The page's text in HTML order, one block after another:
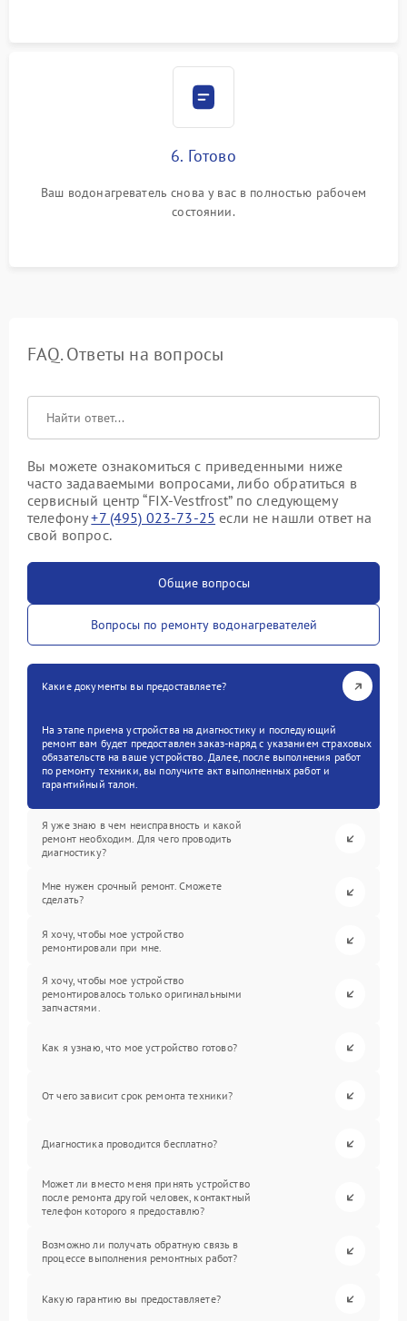
6. Готово
Ваш водонагреватель снова у вас в полностью рабочем
состоянии.
FAQ. Ответы на вопросы
Вы можете ознакомиться с приведенными ниже
часто задаваемыми вопросами, либо обратиться в
сервисный центр “FIX-Vestfrost” по следующему
телефону+7 (495) 023-73-25 если не нашли ответ на
свой вопрос.
Общие вопросы
Вопросы по ремонту водонагревателей
Какие документы вы предоставляете?
На этапе приема устройства на диагностику и последующий
ремонт вам будет предоставлен заказ-наряд с указанием страховых
обязательств на ваше устройство. Далее, после выполнения работ
по ремонту техники, вы получите акт выполненных работ и
гарантийный талон.
Я уже знаю в чем неисправность и какой
ремонт необходим. Для чего проводить
диагностику?
Мне нужен срочный ремонт. Сможете
сделать?
Я хочу, чтобы мое устройство
ремонтировали при мне.
Я хочу, чтобы мое устройство
ремонтировалось только оригинальными
запчастями.
Как я узнаю, что мое устройство готово?
От чего зависит срок ремонта техники?
Диагностика проводится бесплатно?
Может ли вместо меня принять устройство
после ремонта другой человек, контактный
телефон которого я предоставлю?
Возможно ли получать обратную связь в
процессе выполнения ремонтных работ?
Какую гарантию вы предоставляете?